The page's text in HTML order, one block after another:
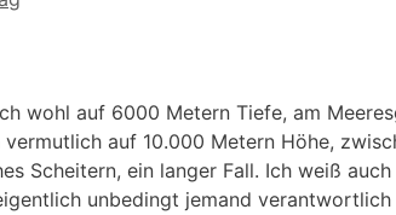
wohl auf 6000 Metern Tiefe, am
auf 10.000 Metern Höhe,
Scheitern, ein langer Fall. Ich weiß
unbedingt jemand